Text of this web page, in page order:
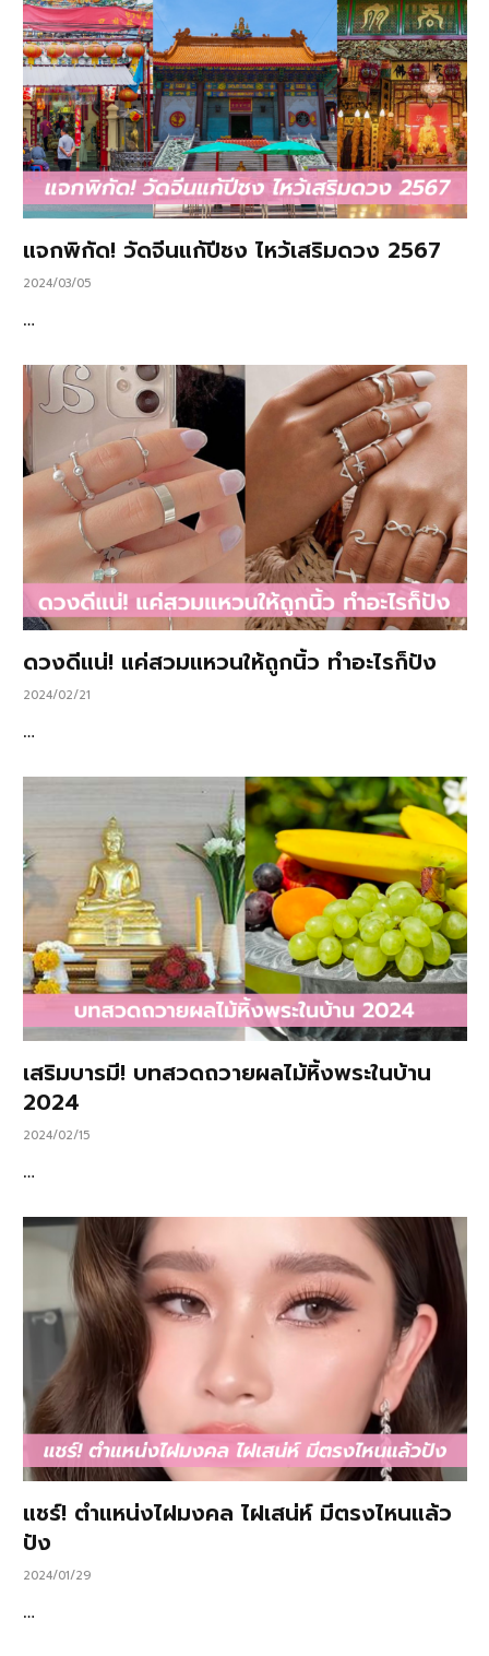
แจกพิกัด! วัดจีนแก้ปีชง ไหว้เสริมดวง 2567
2024/03/05
…
ดวงดีแน่! แค่สวมแหวนให้ถูกนิ้ว ทำอะไรก็ปัง
2024/02/21
…
เสริมบารมี! บทสวดถวายผลไม้หิ้งพระในบ้าน
2024
2024/02/15
…
แชร์! ตำแหน่งไฝมงคล ไฝเสน่ห์ มีตรงไหนแล้ว
ปัง
2024/01/29
…